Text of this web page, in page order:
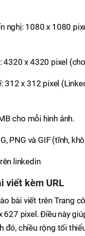
nghị: 1080 x 1080
4320 x 4320 pixel
x 312 pixel
cho mỗi hình ảnh.
PNG và GIF (tĩnh,
viết kèm URL
bài viết trên Trang
pixel. Điều này
đó, chiều rộng tối